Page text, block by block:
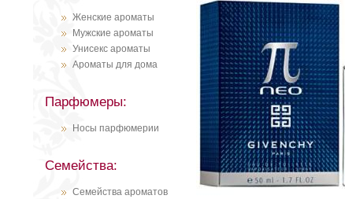
Женские ароматы
Мужские ароматы
Унисекс ароматы
Ароматы для дома
Парфюмеры:
Носы парфюмерии
Семейства:
Семейства ароматов